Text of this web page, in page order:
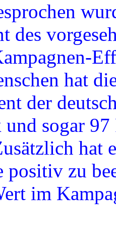
des
hat
der
sogar
hat
positiv zu
im